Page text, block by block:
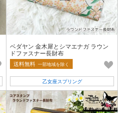
ベダヤン 金木犀とシマエナガ ラウン
ドファスナー長財布
送料無料 一部地域を除く
乙女座スプリング